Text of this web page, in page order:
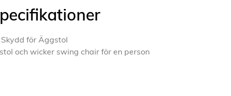
för Äggstol
och wicker swing chair för en person